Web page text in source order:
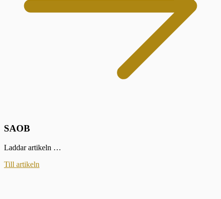
SAOB
Laddar artikeln …
Till artikeln